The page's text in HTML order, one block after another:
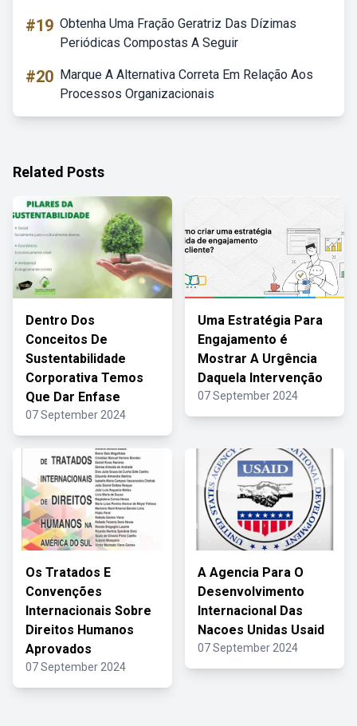
#19 Obtenha Uma Fração Geratriz Das Dízimas
Periódicas Compostas A Seguir
#20 Marque A Alternativa Correta Em Relação Aos
Processos Organizacionais
Related Posts
Dentro Dos
Conceitos De
Sustentabilidade
Corporativa Temos
Que Dar Enfase
07 September 2024
Uma Estratégia Para
Engajamento é
Mostrar A Urgência
Daquela Intervenção
07 September 2024
Os Tratados E
Convenções
Internacionais Sobre
Direitos Humanos
Aprovados
07 September 2024
A Agencia Para O
Desenvolvimento
Internacional Das
Nacoes Unidas Usaid
07 September 2024